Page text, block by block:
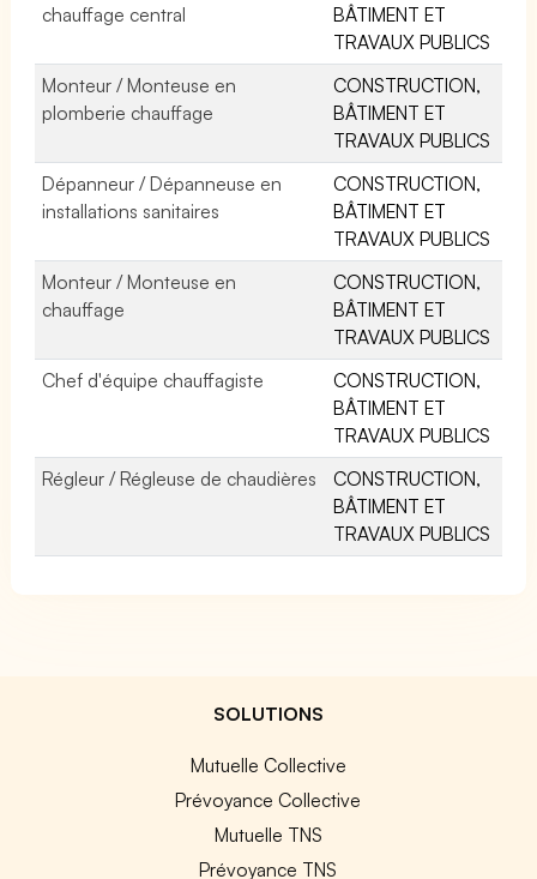
chauffage central
BÂTIMENT ET
TRAVAUX PUBLICS
Monteur / Monteuse en
plomberie chauffage
CONSTRUCTION,
BÂTIMENT ET
TRAVAUX PUBLICS
Dépanneur / Dépanneuse en
installations sanitaires
CONSTRUCTION,
BÂTIMENT ET
TRAVAUX PUBLICS
Monteur / Monteuse en
chauffage
CONSTRUCTION,
BÂTIMENT ET
TRAVAUX PUBLICS
Chef d'équipe chauffagiste
CONSTRUCTION,
BÂTIMENT ET
TRAVAUX PUBLICS
Régleur / Régleuse de chaudières
CONSTRUCTION,
BÂTIMENT ET
TRAVAUX PUBLICS
SOLUTIONS
Mutuelle Collective
Prévoyance Collective
Mutuelle TNS
Prévoyance TNS